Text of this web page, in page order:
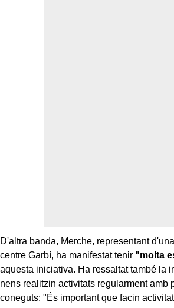
D'altra banda, Merche, representant
centre Garbí, ha manifestat tenir "molta
aquesta iniciativa. Ha ressaltat també la
nens realitzin activitats regularment amb
coneguts: "És important que facin